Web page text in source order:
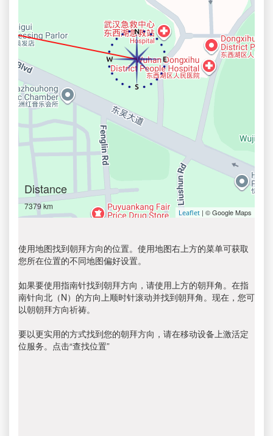
Distance
7379 km
Leaflet | © Google Maps
使用地图找到朝拜方向的位置。使用地图右上方的菜单可获取
您所在位置的不同地图偏好设置。
如果要使用指南针找到朝拜方向，请使用上方的朝拜角。在指
南针向北（N）的方向上顺时针滚动并找到朝拜角。现在，您可
以朝朝拜方向祈祷。
要以更实用的方式找到您的朝拜方向，请在移动设备上激活定
位服务。点击“查找位置”